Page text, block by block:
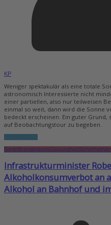
KP
Weniger spektakulär als eine totale
astronomisch Interessierte nicht
einer partiellen, also nur teilweisen
einmal so weit, dann wird die Sonne
bedeckt erscheinen. Ein guter
auf Beobachtungstour zu begeben.
Berlin BrandenburgGesundheitSicherheit
Infrastrukturminister
Alkoholkonsumverbot an
Alkohol an Bahnhof und